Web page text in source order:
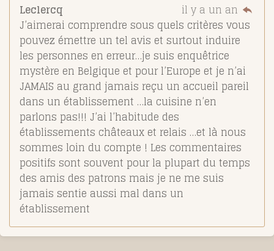
Leclercq
il y a un an
J’aimerai comprendre sous quels critères vous
pouvez émettre un tel avis et surtout induire
les personnes en erreur…je suis enquêtrice
mystère en Belgique et pour l’Europe et je n’ai
JAMAIS au grand jamais reçu un accueil pareil
dans un établissement …la cuisine n’en
parlons pas!!! J’ai l’habitude des
établissements châteaux et relais …et là nous
sommes loin du compte ! Les commentaires
positifs sont souvent pour la plupart du temps
des amis des patrons mais je ne me suis
jamais sentie aussi mal dans un
établissement